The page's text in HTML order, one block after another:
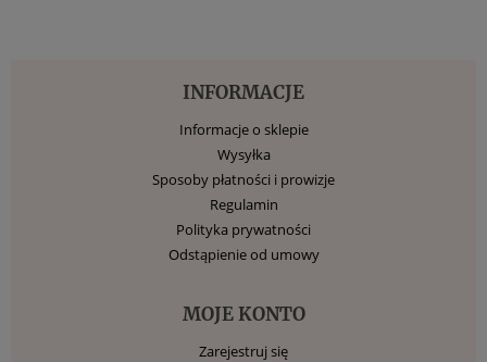
INFORMACJE
Informacje o sklepie
Wysyłka
Sposoby płatności i prowizje
Regulamin
Polityka prywatności
Odstąpienie od umowy
MOJE KONTO
Zarejestruj się